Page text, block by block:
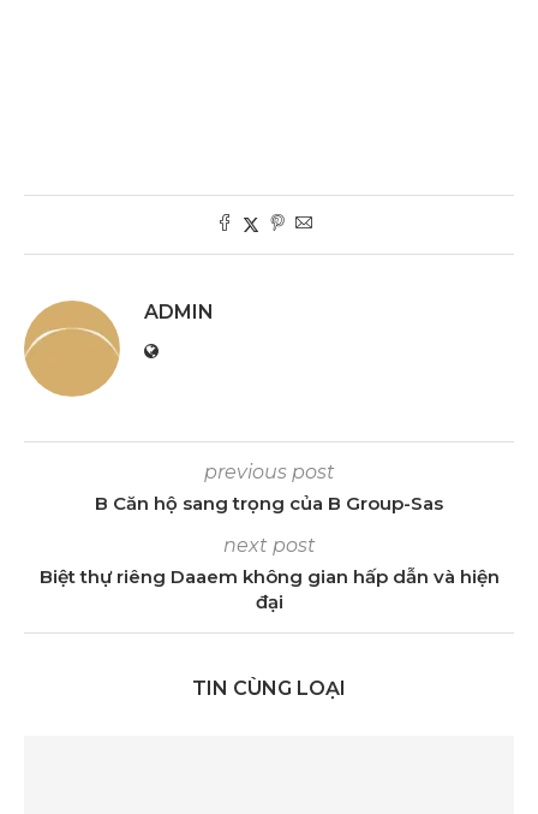
ADMIN
previous post
B Căn hộ sang trọng của B Group-Sas
next post
Biệt thự riêng Daaem không gian hấp dẫn và hiện
đại
TIN CÙNG LOẠI